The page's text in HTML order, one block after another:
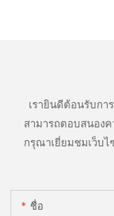
เรายินดีต้อนรับก
สามารถตอบสนองค
กรุณาเยี่ยมชมเว็บ
ชื่อ